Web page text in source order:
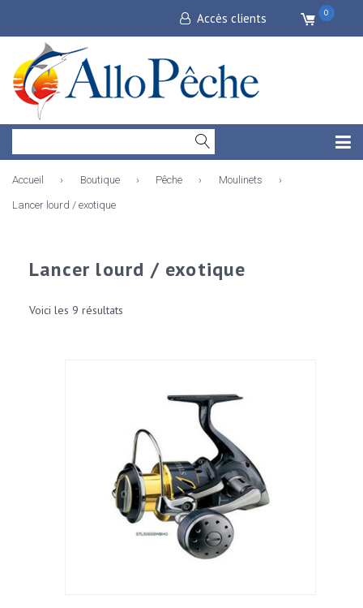
Accès clients 0
Accueil › Boutique › Pêche › Moulinets ›
Lancer lourd / exotique
Lancer lourd / exotique
Voici les 9 résultats